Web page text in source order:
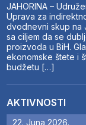
JAHORINA –
Uprava za
dvodnevni skup na
sa ciljem da se
proizvoda u BiH.
ekonomske štete i
budžetu […]
AKTIVNOSTI
22. Juna 2026.